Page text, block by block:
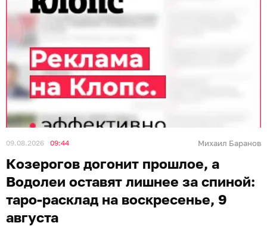
09.08.2026 09:44 Михаил Баранов
Козерогов догонит прошлое, а
Водолеи оставят лишнее за спиной:
таро-расклад на воскресенье, 9
августа